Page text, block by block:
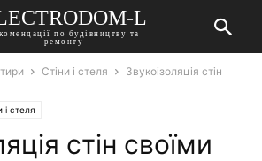
L
по будівництву та
ремонту
Стіни і стеля
Звукоізоляція стін
і стеля
стін своїми